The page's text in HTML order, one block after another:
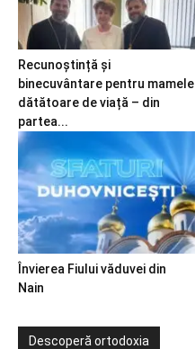
Recunoștință și
binecuvântare pentru mamele
dătătoare de viață – din
partea...
Învierea Fiului văduvei din
Nain
Descoperă ortodoxia